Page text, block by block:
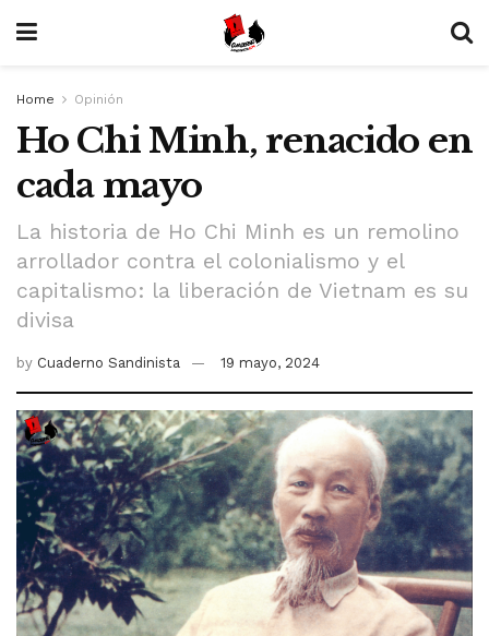
Home Opinión
Ho Chi Minh, renacido en
cada mayo
La historia de Ho Chi Minh es un remolino
arrollador contra el colonialismo y el
capitalismo: la liberación de Vietnam es su
divisa
by Cuaderno Sandinista 19 mayo, 2024